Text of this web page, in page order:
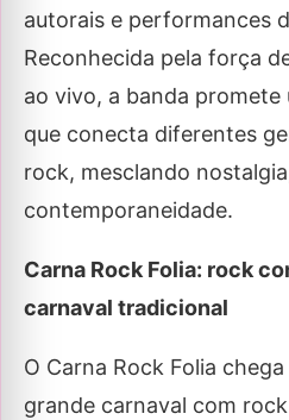
autorais e performances
Reconhecida pela força
ao vivo, a banda
que conecta diferentes
rock, mesclando
contemporaneidade.
Carna Rock Folia: rock
carnaval tradicional
O Carna Rock Folia
grande carnaval com